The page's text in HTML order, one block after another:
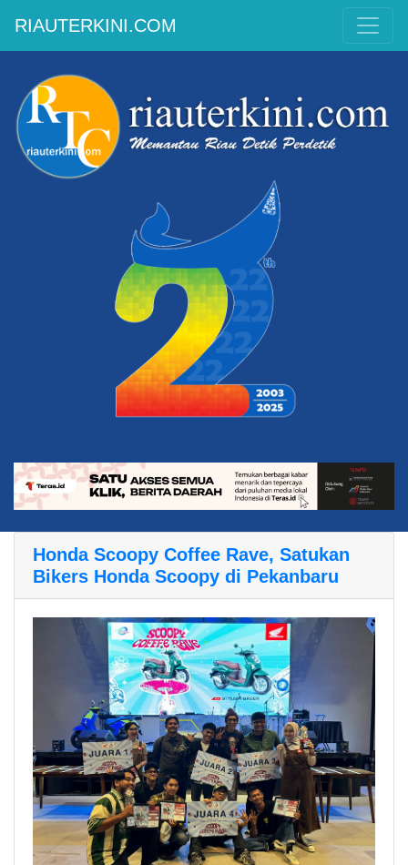
RIAUTERKINI.COM
Honda Scoopy Coffee Rave, Satukan
Bikers Honda Scoopy di Pekanbaru